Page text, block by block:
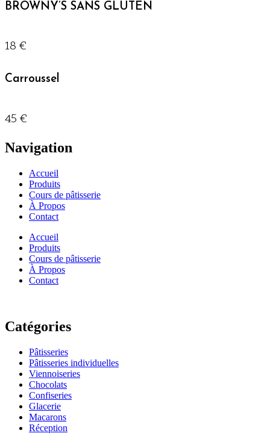
BROWNY’S SANS GLUTEN
18 €
Carroussel
45 €
Navigation
Accueil
Produits
Cours de pâtisserie
À Propos
Contact
Accueil
Produits
Cours de pâtisserie
À Propos
Contact
Catégories
Pâtisseries
Pâtisseries individuelles
Viennoiseries
Chocolats
Confiseries
Glacerie
Macarons
Réception